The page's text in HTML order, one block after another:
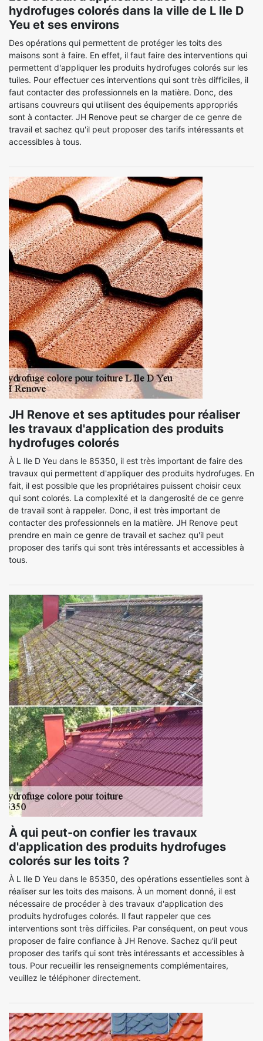
hydrofuges colorés dans la ville de L Ile D
Yeu et ses environs
Des opérations qui permettent de protéger les toits des
maisons sont à faire. En effet, il faut faire des interventions qui
permettent d'appliquer les produits hydrofuges colorés sur les
tuiles. Pour effectuer ces interventions qui sont très difficiles, il
faut contacter des professionnels en la matière. Donc, des
artisans couvreurs qui utilisent des équipements appropriés
sont à contacter. JH Renove peut se charger de ce genre de
travail et sachez qu'il peut proposer des tarifs intéressants et
accessibles à tous.
JH Renove et ses aptitudes pour réaliser
les travaux d'application des produits
hydrofuges colorés
À L Ile D Yeu dans le 85350, il est très important de faire des
travaux qui permettent d'appliquer des produits hydrofuges. En
fait, il est possible que les propriétaires puissent choisir ceux
qui sont colorés. La complexité et la dangerosité de ce genre
de travail sont à rappeler. Donc, il est très important de
contacter des professionnels en la matière. JH Renove peut
prendre en main ce genre de travail et sachez qu'il peut
proposer des tarifs qui sont très intéressants et accessibles à
tous.
À qui peut-on confier les travaux
d'application des produits hydrofuges
colorés sur les toits ?
À L Ile D Yeu dans le 85350, des opérations essentielles sont à
réaliser sur les toits des maisons. À un moment donné, il est
nécessaire de procéder à des travaux d'application des
produits hydrofuges colorés. Il faut rappeler que ces
interventions sont très difficiles. Par conséquent, on peut vous
proposer de faire confiance à JH Renove. Sachez qu'il peut
proposer des tarifs qui sont très intéressants et accessibles à
tous. Pour recueillir les renseignements complémentaires,
veuillez le téléphoner directement.